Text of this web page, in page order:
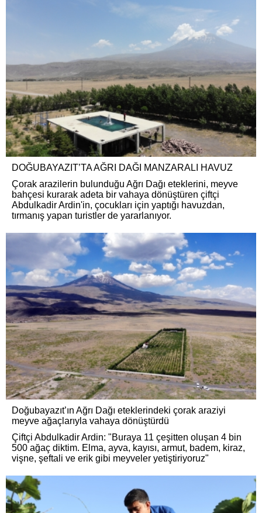
DOĞUBAYAZIT’TA AĞRI DAĞI MANZARALI HAVUZ
Çorak arazilerin bulunduğu Ağrı Dağı eteklerini, meyve
bahçesi kurarak adeta bir vahaya dönüştüren çiftçi
Abdulkadir Ardin'in, çocukları için yaptığı havuzdan,
tırmanış yapan turistler de yararlanıyor.
Doğubayazıt’ın Ağrı Dağı eteklerindeki çorak araziyi
meyve ağaçlarıyla vahaya dönüştürdü
Çiftçi Abdulkadir Ardin: "Buraya 11 çeşitten oluşan 4 bin
500 ağaç diktim. Elma, ayva, kayısı, armut, badem, kiraz,
vişne, şeftali ve erik gibi meyveler yetiştiriyoruz"